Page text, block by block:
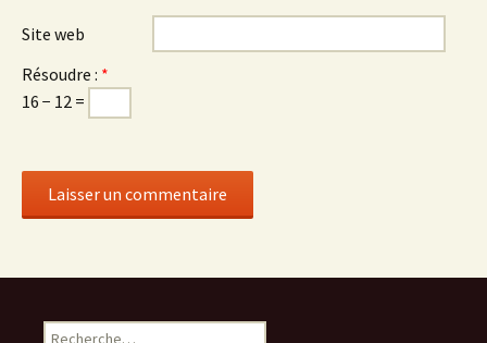
Site web
Résoudre : *
16 − 12 =
R